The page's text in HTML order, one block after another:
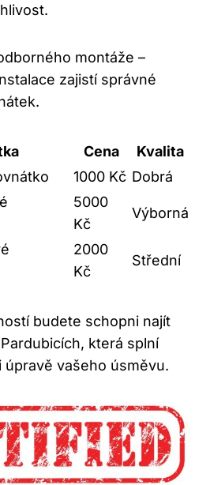
montáže –
zajistí správné
Cena
Kvalita
1000 Kč Dobrá
5000
Kč
Výborná
2000
Kč
Střední
budete schopni najít
která splní
úpravě vašeho úsměvu.